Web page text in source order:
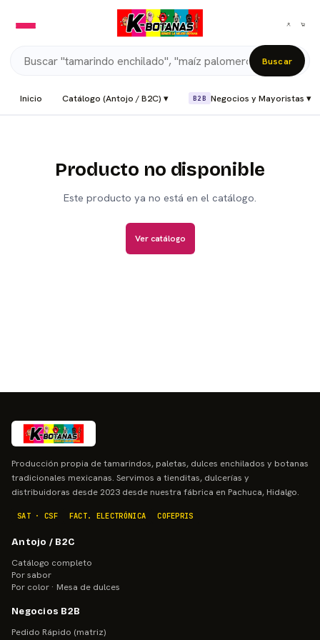
Buscar
Inicio Catálogo (Antojo / B2C) ▾ B2B Negocios y Mayoristas ▾
Producto no disponible
Este producto ya no está en el catálogo.
Ver catálogo
Producción propia de tamarindos, paletas, dulces enchilados y botanas
tradicionales mexicanas. Servimos a tienditas, dulcerías y
distribuidoras desde 2023 desde nuestra fábrica en Pachuca, Hidalgo.
SAT · CSF FACT. ELECTRÓNICA COFEPRIS
Antojo / B2C
Catálogo completo
Por sabor
Por color · Mesa de dulces
Negocios B2B
Pedido Rápido (matriz)